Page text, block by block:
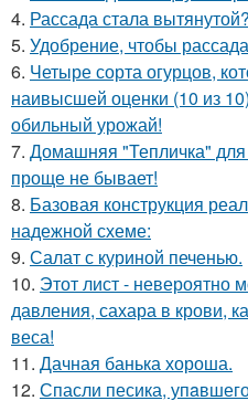
4. Рассада стала
5. Удобрение, чтобы
6. Четыре сорта огурцов,
наивысшей оценки (10 из
обильный урожай!
7. Домашняя "Тепличка"
проще не бывает!
8. Базовая конструкция
надежной схеме:
9. Салат с куриной печенью.
10. Этот лист - невероятно
давления, сахара в крови,
веса!
11. Дачная банька хороша.
12. Спасли песика,